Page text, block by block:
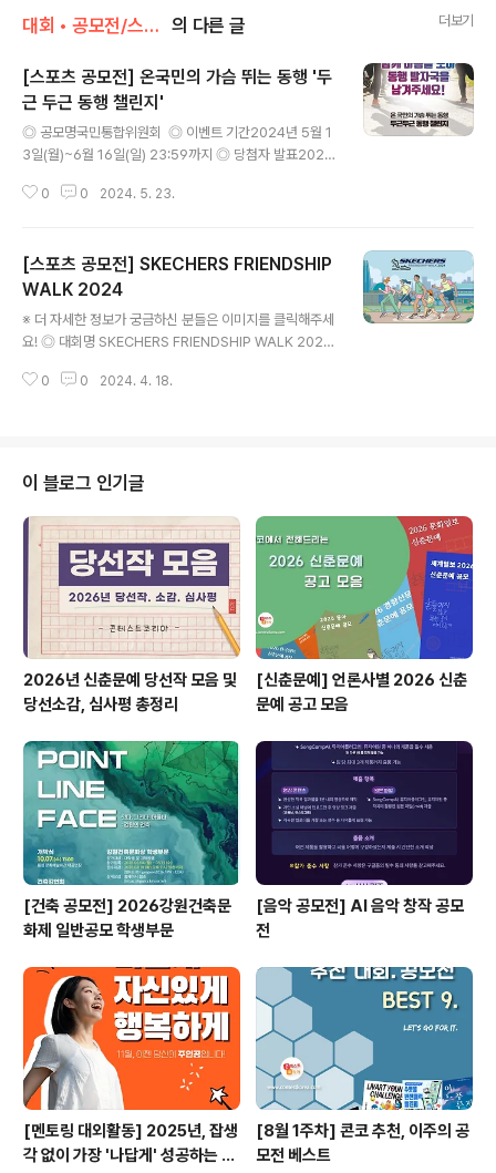
대회 • 공모전/스포츠 의 다른 글 더보기
[스포츠 공모전] 온국민의 가슴 뛰는 동행 '두
근 두근 동행 챌린지'
◎ 공모명국민통합위원회 ◎ 이벤트 기간2024년 5월 1
3일(월)~6월 16일(일) 23:59까지 ◎ 당첨자 발표2024
또는 단체 등 누구나 챌린지 참여가 가능합니다! ◎ 참가방
증샷과 응원메시지 남기기- 필수해시태그#두근두근동행
챌린지 #국민통합위원회 #000과의동행(000에 위에서
선택한 동행 대상 기입)* 인증샷 외 선택적으로 챌린지 활
동을 인증할 수 있는 60초 이내 영상을 찍는다면 경품 당
보 입력하면 참여완료! ◎ 주최국민통합위원회 ​많은 분들
0 0 2024. 5. 23.
[스포츠 공모전] SKECHERS FRIENDSHIP
WALK 2024
※ 더 자세한 정보가 궁금하신 분들은 이미지를 클릭해주세
요! ◎ 대회명 SKECHERS FRIENDSHIP WALK 2024
◎ 참가자격 만 14세 이상, 신체 건강한 남녀노소 누구나
(일) 17시까지 / 선착순 마감 * 일반참가 : 4월 15일(월) 오
전10시 ~ 4월 28일(일) 17시까지 / 선착순 마감 ◎ 접수
방법 홈페이지 온라인 접수 ◎ 참가비 얼리버드 스페셜 패
키지 - 참가비 : 70,000원 [일반참가] 10KM 러닝 - 참가
비 : 50,000원 [일반..
0 0 2024. 4. 18.
이 블로그 인기글
2026년 신춘문예 당선작 모음 및
당선소감, 심사평 총정리
[신춘문예] 언론사별 2026 신춘
문예 공고 모음
[건축 공모전] 2026강원건축문
화제 일반공모 학생부문
[음악 공모전] AI 음악 창작 공모
전
[멘토링 대외활동] 2025년, 잡생
각 없이 가장 '나답게' 성공하는 법
[8월 1주차] 콘코 추천, 이주의 공
모전 베스트